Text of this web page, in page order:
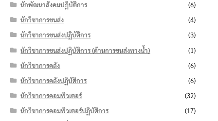
นักพัฒนาสังคมปฏิบัติการ
(6)
นักวิชาการขนส่ง
(4)
นักวิชาการขนส่งปฏิบัติการ
(3)
นักวิชาการขนส่งปฏิบัติการ (ด้านการขนส่งทางน้ำ)
(1)
นักวิชาการคลัง
(6)
นักวิชาการคลังปฏิบัติการ
(6)
นักวิชาการคอมพิวเตอร์
(32)
นักวิชาการคอมพิวเตอร์ปฏิบัติการ
(17)